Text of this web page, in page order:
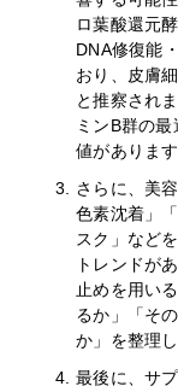
ロ葉酸還元
DNA修復能
おり、皮膚
と推察され
ミンB群の
値があります
さらに、美
色素沈着」
スク」など
トレンドが
止めを用い
るか」「そ
か」を整理
最後に、サ